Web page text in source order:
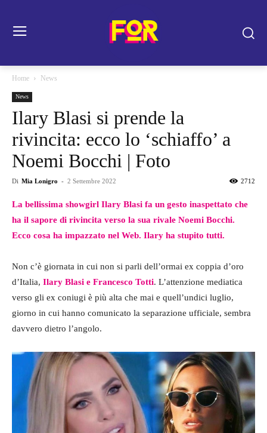
Home News
News
Ilary Blasi si prende la
rivincita: ecco lo ‘schiaffo’ a
Noemi Bocchi | Foto
Di Mia Lonigro - 2 Settembre 2022 2712
La bellissima showgirl Ilary Blasi fa un gesto inaspettato che
ha il sapore di rivincita verso la sua rivale Noemi Bocchi.
Ecco cosa ha impazzato nel Web. Ilary ha stupito tutti.
Non c’è giornata in cui non si parli dell’ormai ex coppia d’oro
d’Italia, Ilary Blasi e Francesco Totti. L’attenzione mediatica
verso gli ex coniugi è più alta che mai e quell’undici luglio,
giorno in cui hanno comunicato la separazione ufficiale, sembra
davvero dietro l’angolo.